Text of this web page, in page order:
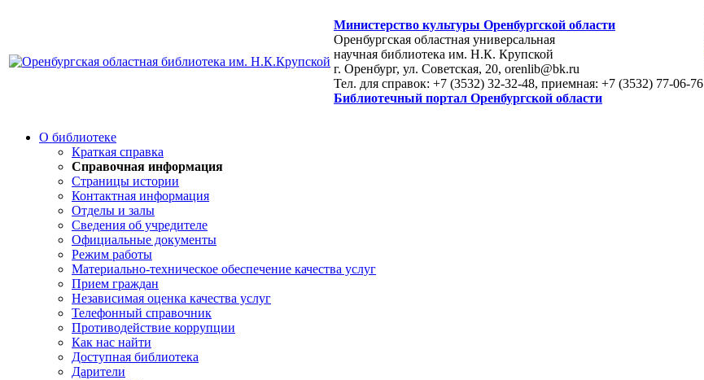
Министерство культуры Оренбургской области
Оренбургская областная универсальная
научная библиотека им. Н.К. Крупской
г. Оренбург, ул. Советская, 20, orenlib@bk.ru
Тел. для справок: +7 (3532) 32-32-48, приемная: +7 (3532) 77-06-76
Библиотечный портал Оренбургской области
О библиотеке
Краткая справка
Справочная информация
Страницы истории
Контактная информация
Отделы и залы
Сведения об учредителе
Официальные документы
Режим работы
Материально-техническое обеспечение качества услуг
Прием граждан
Независимая оценка качества услуг
Телефонный справочник
Противодействие коррупции
Как нас найти
Доступная библиотека
Дарители